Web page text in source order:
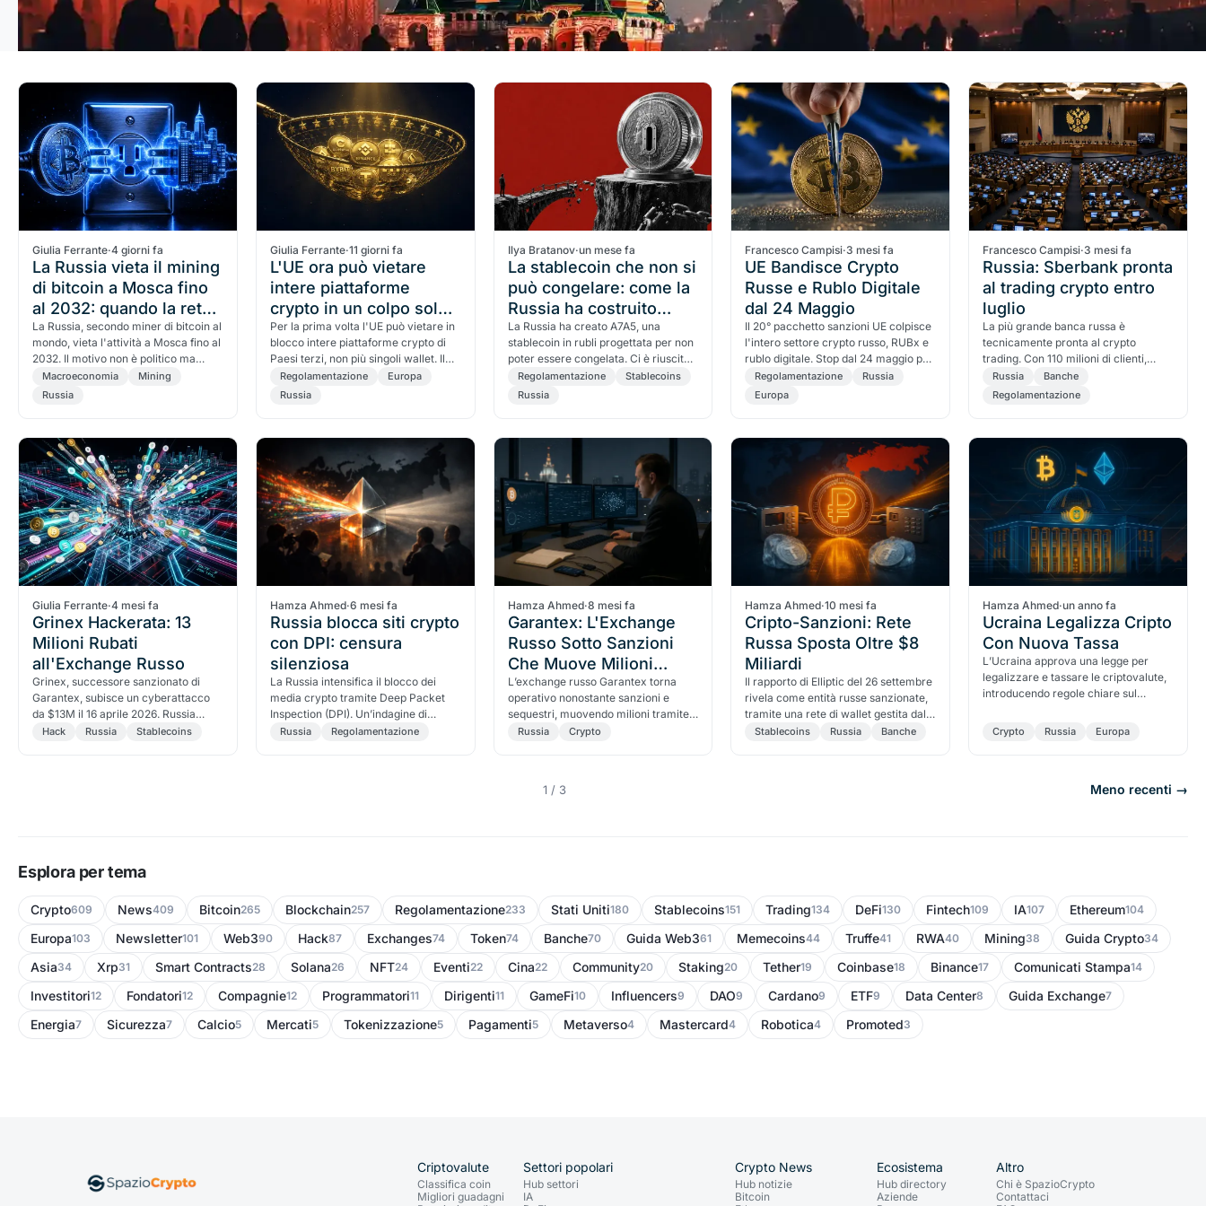
Giulia Ferrante·4 giorni fa
La Russia vieta il mining
di bitcoin a Mosca fino
al 2032: quando la rete
elettrica batte le crypto
La Russia, secondo miner di bitcoin al
mondo, vieta l'attività a Mosca fino al
2032. Il motivo non è politico ma
energetico: la rete elettrica non
regge. Cosa significa per l'hashrate
Macroeconomia
Mining
Russia
Giulia Ferrante·11 giorni fa
L'UE ora può vietare
intere piattaforme
crypto in un colpo solo:
l'arma nuova nascosta
nelle sanzioni alla
Russia
Per la prima volta l'UE può vietare in
blocco intere piattaforme crypto di
Paesi terzi, non più singoli wallet. Il
passaggio dalla lista dei nomi al
divieto per territorio, e cosa cambia
Regolamentazione
Europa
Russia
Ilya Bratanov·un mese fa
La stablecoin che non si
può congelare: come la
Russia ha costruito
A7A5, e perché sta
morendo lo stesso
La Russia ha creato A7A5, una
stablecoin in rubli progettata per non
poter essere congelata. Ci è riuscita,
e sta morendo lo stesso. La lezione:
non puoi congelare il token, ma puoi
Regolamentazione
Stablecoins
Russia
Francesco Campisi·3 mesi fa
UE Bandisce Crypto
Russe e Rublo Digitale
dal 24 Maggio
Il 20° pacchetto sanzioni UE colpisce
l'intero settore crypto russo, RUBx e
rublo digitale. Stop dal 24 maggio per
residenti UE. Cosa cambia per gli
italiani.
Regolamentazione
Russia
Europa
Francesco Campisi·3 mesi fa
Russia: Sberbank pronta
al trading crypto entro
luglio
La più grande banca russa è
tecnicamente pronta al crypto
trading. Con 110 milioni di clienti,
Sberbank attende solo il via libera
della legge entro luglio 2026.
Russia
Banche
Regolamentazione
Giulia Ferrante·4 mesi fa
Grinex Hackerata: 13
Milioni Rubati
all'Exchange Russo
Grinex, successore sanzionato di
Garantex, subisce un cyberattacco
da $13M il 16 aprile 2026. Russia
punta il dito sull'Occidente, ma
Hack Russia Stablecoins
Hamza Ahmed·6 mesi fa
Russia blocca siti crypto
con DPI: censura
silenziosa
La Russia intensifica il blocco dei
media crypto tramite Deep Packet
Inspection (DPI). Un’indagine di
Outset PR rivela censura selettiva
Russia Regolamentazione
Hamza Ahmed·8 mesi fa
Garantex: L'Exchange
Russo Sotto Sanzioni
Che Muove Milioni
Sottotraccia
L’exchange russo Garantex torna
operativo nonostante sanzioni e
sequestri, muovendo milioni tramite
mixing, cross-chain e stablecoin di
Russia Crypto
Hamza Ahmed·10 mesi fa
Cripto-Sanzioni: Rete
Russa Sposta Oltre $8
Miliardi
Il rapporto di Elliptic del 26 settembre
rivela come entità russe sanzionate,
tramite una rete di wallet gestita dal
fuggitivo Ilan Shor, abbiano
Stablecoins Russia Banche
Hamza Ahmed·un anno fa
Ucraina Legalizza Cripto
Con Nuova Tassa
L’Ucraina approva una legge per
legalizzare e tassare le criptovalute,
introducendo regole chiare sul
Crypto Russia Europa
1 / 3 Meno recenti →
Esplora per tema
Crypto609 News409 Bitcoin265 Blockchain257 Regolamentazione233 Stati Uniti180 Stablecoins151 Trading134 DeFi130 Fintech109 IA107 Ethereum104
Europa103 Newsletter101 Web390 Hack87 Exchanges74 Token74 Banche70 Guida Web361 Memecoins44 Truffe41 RWA40 Mining38 Guida Crypto34
Asia34 Xrp31 Smart Contracts28 Solana26 NFT24 Eventi22 Cina22 Community20 Staking20 Tether19 Coinbase18 Binance17 Comunicati Stampa14
Investitori12 Fondatori12 Compagnie12 Programmatori11 Dirigenti11 GameFi10 Influencers9 DAO9 Cardano9 ETF9 Data Center8 Guida Exchange7
Energia7 Sicurezza7 Calcio5 Mercati5 Tokenizzazione5 Pagamenti5 Metaverso4 Mastercard4 Robotica4 Promoted3
Criptovalute
Classifica coin
Migliori guadagni
Settori popolari
Hub settori
IA
Crypto News
Hub notizie
Bitcoin
Ecosistema
Hub directory
Aziende
Altro
Chi è SpazioCrypto
Contattaci